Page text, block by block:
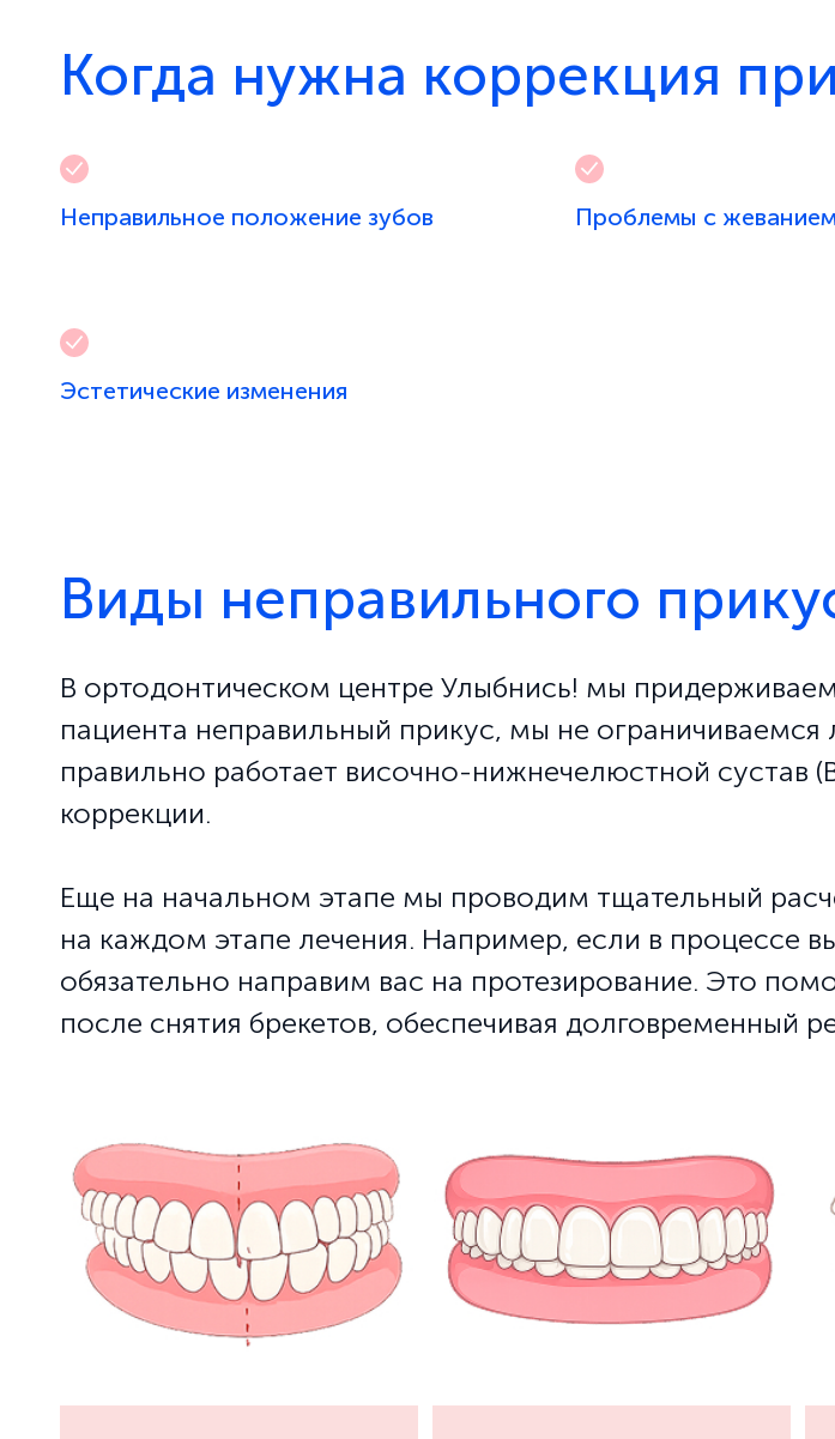
Когда нужна коррекция
Неправильное положение зубов Проблемы с
Эстетические изменения
Виды неправильного
В ортодонтическом центре Улыбнись! мы
пациента неправильный прикус, мы не
правильно работает височно-нижнечелюстной сустав
коррекции.
Еще на начальном этапе мы проводим тщательный
на каждом этапе лечения. Например, если в процессе
обязательно направим вас на протезирование. Это
после снятия брекетов, обеспечивая долговременный